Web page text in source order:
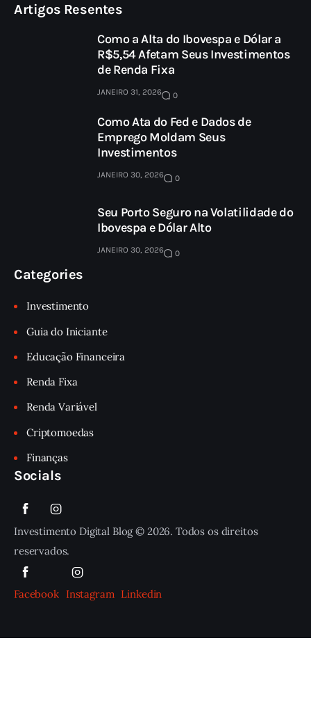
Artigos Resentes
Como a Alta do Ibovespa e Dólar a
R$5,54 Afetam Seus Investimentos
de Renda Fixa
JANEIRO 31, 2026 0
Como Ata do Fed e Dados de
Emprego Moldam Seus
Investimentos
JANEIRO 30, 2026 0
Seu Porto Seguro na Volatilidade do
Ibovespa e Dólar Alto
JANEIRO 30, 2026 0
Categories
Investimento
Guia do Iniciante
Educação Financeira
Renda Fixa
Renda Variável
Criptomoedas
Finanças
Socials
Investimento Digital Blog © 2026. Todos os direitos
reservados.
Facebook Instagram Linkedin